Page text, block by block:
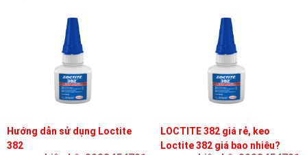
Hướng dẫn sử dụng Loctite
382
LOCTITE 382 giá rẻ, keo
Loctite 382 giá bao nhiêu?